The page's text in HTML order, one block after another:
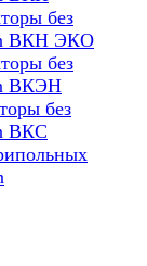
без
ВКН ЭКО
без
ВКЭН
без
ВКС